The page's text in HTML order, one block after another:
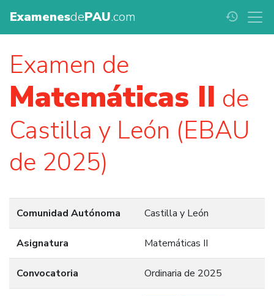
ExamenesdePAU.com history
Examen de
Matemáticas II de
Castilla y León (EBAU
de 2025)
Comunidad Autónoma Castilla y León
Asignatura Matemáticas II
Convocatoria Ordinaria de 2025